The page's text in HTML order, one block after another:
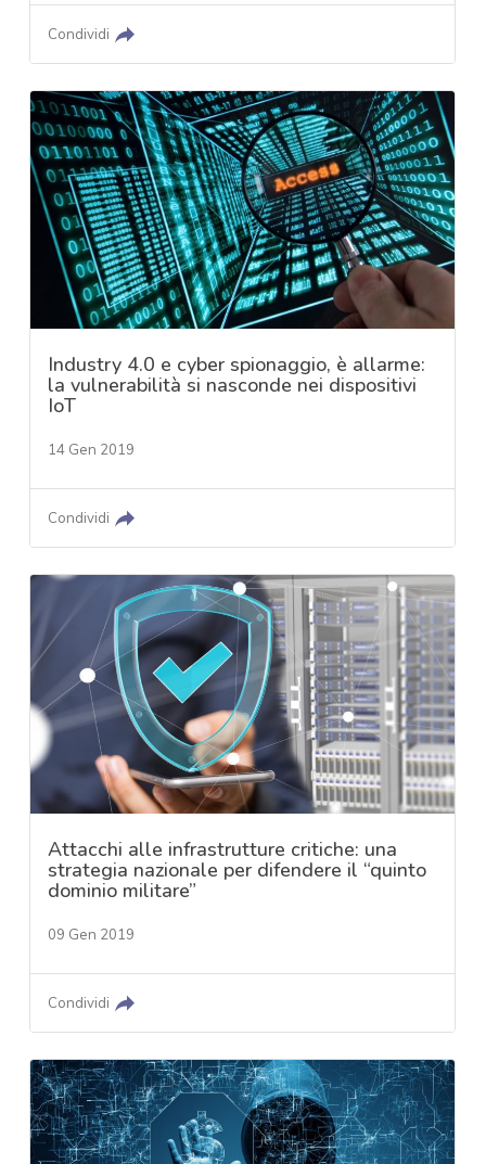
Condividi
Industry 4.0 e cyber spionaggio, è allarme:
la vulnerabilità si nasconde nei dispositivi
IoT
14 Gen 2019
Condividi
Attacchi alle infrastrutture critiche: una
strategia nazionale per difendere il “quinto
dominio militare”
09 Gen 2019
Condividi